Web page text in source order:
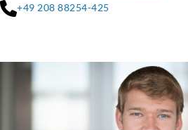
+49 208 88254-425